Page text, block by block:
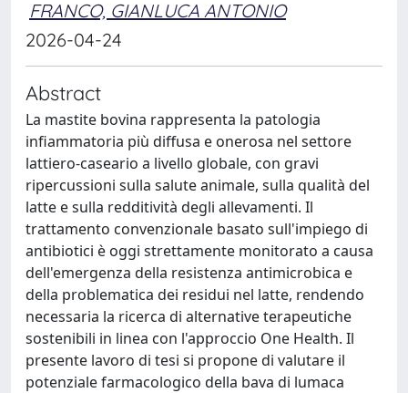
FRANCO, GIANLUCA ANTONIO
2026-04-24
Abstract
La mastite bovina rappresenta la patologia
infiammatoria più diffusa e onerosa nel settore
lattiero-caseario a livello globale, con gravi
ripercussioni sulla salute animale, sulla qualità del
latte e sulla redditività degli allevamenti. Il
trattamento convenzionale basato sull'impiego di
antibiotici è oggi strettamente monitorato a causa
dell'emergenza della resistenza antimicrobica e
della problematica dei residui nel latte, rendendo
necessaria la ricerca di alternative terapeutiche
sostenibili in linea con l'approccio One Health. Il
presente lavoro di tesi si propone di valutare il
potenziale farmacologico della bava di lumaca